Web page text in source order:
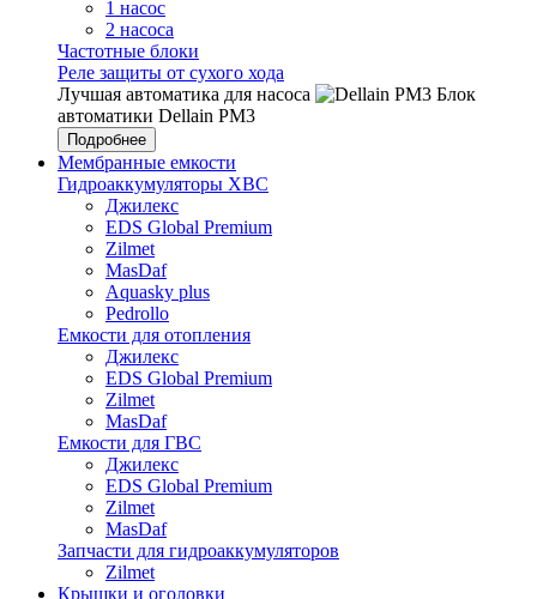
1 насос
2 насоса
Частотные блоки
Реле защиты от сухого хода
Лучшая автоматика для насоса
Блок
автоматики Dellain PM3
Подробнее
Мембранные емкости
Гидроаккумуляторы ХВС
Джилекс
EDS Global Premium
Zilmet
MasDaf
Aquasky plus
Pedrollo
Емкости для отопления
Джилекс
EDS Global Premium
Zilmet
MasDaf
Емкости для ГВС
Джилекс
EDS Global Premium
Zilmet
MasDaf
Запчасти для гидроаккумуляторов
Zilmet
Крышки и оголовки